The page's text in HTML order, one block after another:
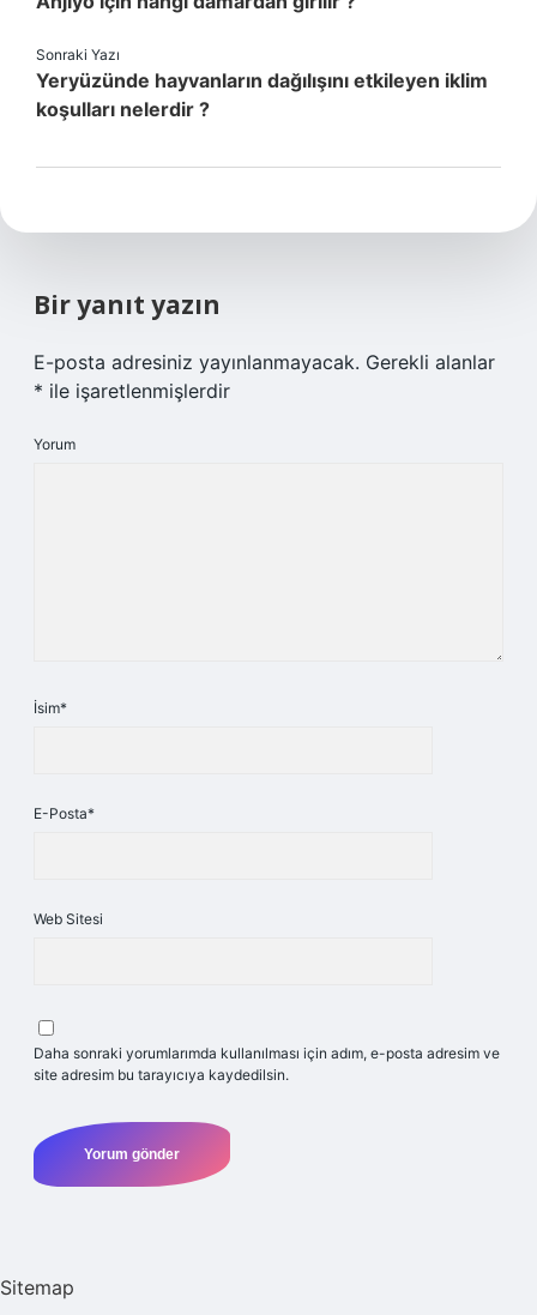
Sonraki Yazı
Yeryüzünde hayvanların dağılışını etkileyen iklim
koşulları nelerdir ?
Bir yanıt yazın
E-posta adresiniz yayınlanmayacak. Gerekli alanlar
* ile işaretlenmişlerdir
Yorum
İsim*
E-Posta*
Web Sitesi
Daha sonraki yorumlarımda kullanılması için adım, e-posta adresim ve
site adresim bu tarayıcıya kaydedilsin.
Sitemap